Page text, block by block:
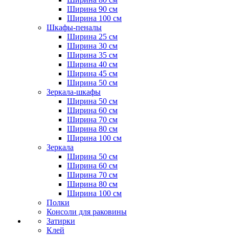
Ширина 90 см
Ширина 100 см
Шкафы-пеналы
Ширина 25 см
Ширина 30 см
Ширина 35 см
Ширина 40 см
Ширина 45 см
Ширина 50 см
Зеркала-шкафы
Ширина 50 см
Ширина 60 см
Ширина 70 см
Ширина 80 см
Ширина 100 см
Зеркала
Ширина 50 см
Ширина 60 см
Ширина 70 см
Ширина 80 см
Ширина 100 см
Полки
Консоли для раковины
Затирки
Клей